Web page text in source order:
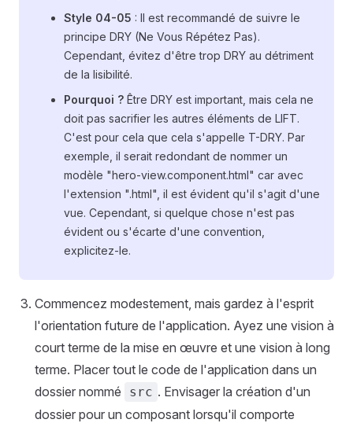
Style 04-05 : Il est recommandé de suivre le
principe DRY (Ne Vous Répétez Pas).
Cependant, évitez d'être trop DRY au détriment
de la lisibilité.
Pourquoi ? Être DRY est important, mais cela ne
doit pas sacrifier les autres éléments de LIFT.
C'est pour cela que cela s'appelle T-DRY. Par
exemple, il serait redondant de nommer un
modèle "hero-view.component.html" car avec
l'extension ".html", il est évident qu'il s'agit d'une
vue. Cependant, si quelque chose n'est pas
évident ou s'écarte d'une convention,
explicitez-le.
Commencez modestement, mais gardez à l'esprit
l'orientation future de l'application. Ayez une vision à
court terme de la mise en œuvre et une vision à long
terme. Placer tout le code de l'application dans un
dossier nommé
src . Envisager la création d'un
dossier pour un composant lorsqu'il comporte